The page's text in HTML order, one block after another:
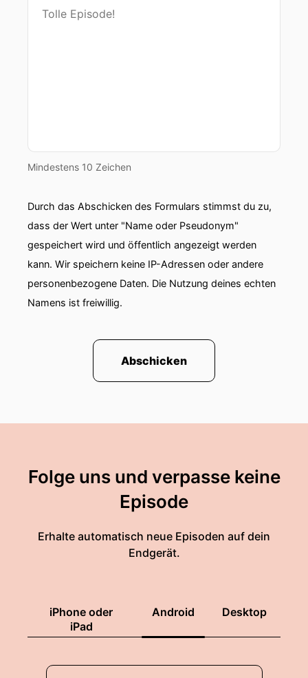
Mindestens 10 Zeichen
Durch das Abschicken des Formulars stimmst du zu,
dass der Wert unter "Name oder Pseudonym"
gespeichert wird und öffentlich angezeigt werden
kann. Wir speichern keine IP-Adressen oder andere
personenbezogene Daten. Die Nutzung deines echten
Namens ist freiwillig.
Abschicken
Folge uns und verpasse keine
Episode
Erhalte automatisch neue Episoden auf dein
Endgerät.
iPhone oder
iPad
Android Desktop